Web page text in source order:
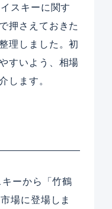
スキーに関す
押さえておきた
理しました。初
すいよう、相場
します。
ーから「竹鶴
場に登場しま